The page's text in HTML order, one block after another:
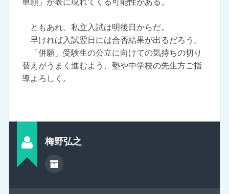
ともあれ、私立入試は明後日からだ。
早ければ入試翌日には合否結果が出るだろう。
「併願」受験生の公立に向けての気持ちの切り
替えがうまく進むよう、塾や中学校の先生方ご指
導よろしく。
梅野弘之